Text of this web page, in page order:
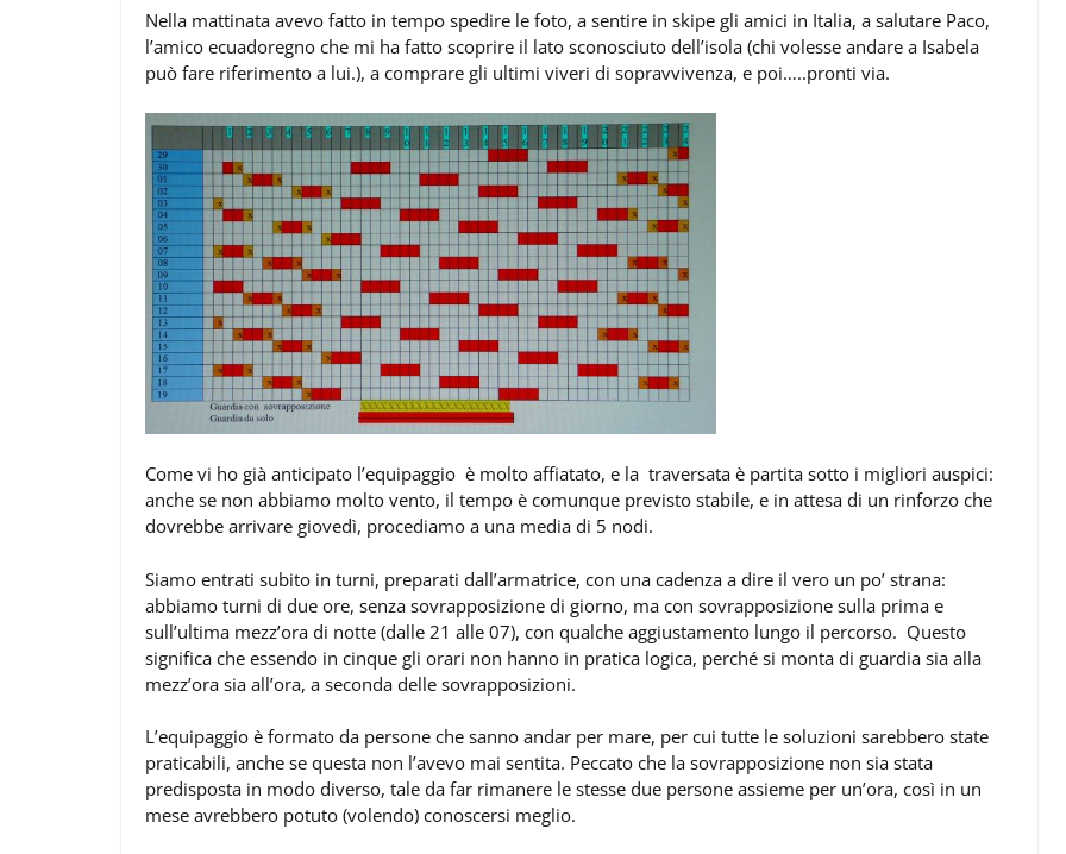
Nella mattinata avevo fatto in tempo spedire le foto, a sentire in skipe gli amici in Italia, a salutare Paco,
l’amico ecuadoregno che mi ha fatto scoprire il lato sconosciuto dell’isola (chi volesse andare a Isabela
può fare riferimento a lui.), a comprare gli ultimi viveri di sopravvivenza, e poi…..pronti via.
Come vi ho già anticipato l’equipaggio è molto affiatato, e la traversata è partita sotto i migliori auspici:
anche se non abbiamo molto vento, il tempo è comunque previsto stabile, e in attesa di un rinforzo che
dovrebbe arrivare giovedì, procediamo a una media di 5 nodi.
Siamo entrati subito in turni, preparati dall’armatrice, con una cadenza a dire il vero un po’ strana:
abbiamo turni di due ore, senza sovrapposizione di giorno, ma con sovrapposizione sulla prima e
sull’ultima mezz’ora di notte (dalle 21 alle 07), con qualche aggiustamento lungo il percorso. Questo
significa che essendo in cinque gli orari non hanno in pratica logica, perché si monta di guardia sia alla
mezz’ora sia all’ora, a seconda delle sovrapposizioni.
L’equipaggio è formato da persone che sanno andar per mare, per cui tutte le soluzioni sarebbero state
praticabili, anche se questa non l’avevo mai sentita. Peccato che la sovrapposizione non sia stata
predisposta in modo diverso, tale da far rimanere le stesse due persone assieme per un’ora, così in un
mese avrebbero potuto (volendo) conoscersi meglio.